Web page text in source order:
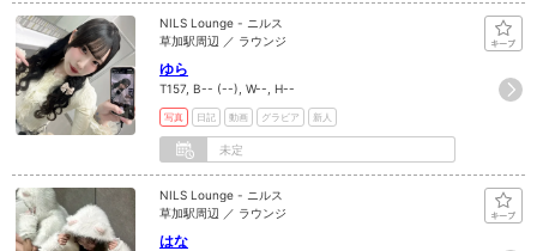
NILS Lounge - ニルス
草加駅周辺 ／ ラウンジ
ゆら
T157, B-- (--), W--, H--
写真 日記 動画 グラビア 新人
未定
NILS Lounge - ニルス
草加駅周辺 ／ ラウンジ
はな